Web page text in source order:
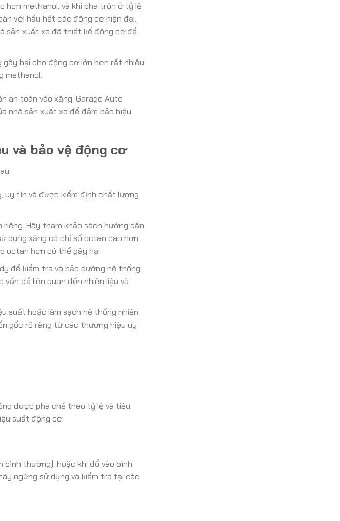
hơn methanol, và khi pha trộn ở tỷ lệ
với hầu hết các động cơ hiện đại.
sản xuất xe đã thiết kế động cơ để
hại cho động cơ lớn hơn rất nhiều
methanol.
an toàn vào xăng. Garage Auto
nhà sản xuất xe để đảm bảo hiệu
và bảo vệ động cơ
uy tín và được kiểm định chất lượng.
Hãy tham khảo sách hướng dẫn
dụng xăng có chỉ số octan cao hơn
octan hơn có thể gây hại.
để kiểm tra và bảo dưỡng hệ thống
đề liên quan đến nhiên liệu và
suất hoặc làm sạch hệ thống nhiên
gốc rõ ràng từ các thương hiệu uy
được pha chế theo tỷ lệ và tiêu
suất động cơ.
thường), hoặc khi đổ vào bình
ngừng sử dụng và kiểm tra tại các